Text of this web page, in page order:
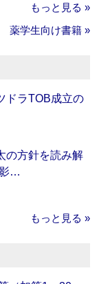
もっと見る »
薬学生向け書籍 »
ドラTOB成立の
の方針を読み解
影…
もっと見る »